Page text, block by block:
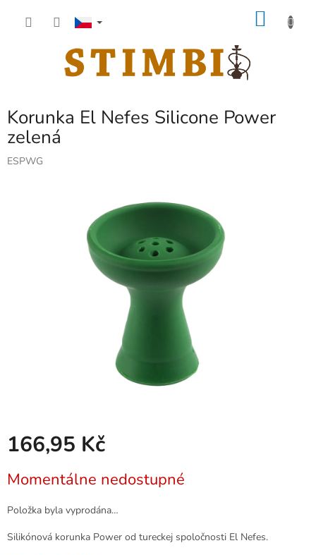
Korunka El Nefes Silicone Power
zelená
ESPWG
166,95 Kč
cena:
Momentálne nedostupné
Položka byla vyprodána…
Silikónová korunka Power od tureckej spoločnosti El Nefes.